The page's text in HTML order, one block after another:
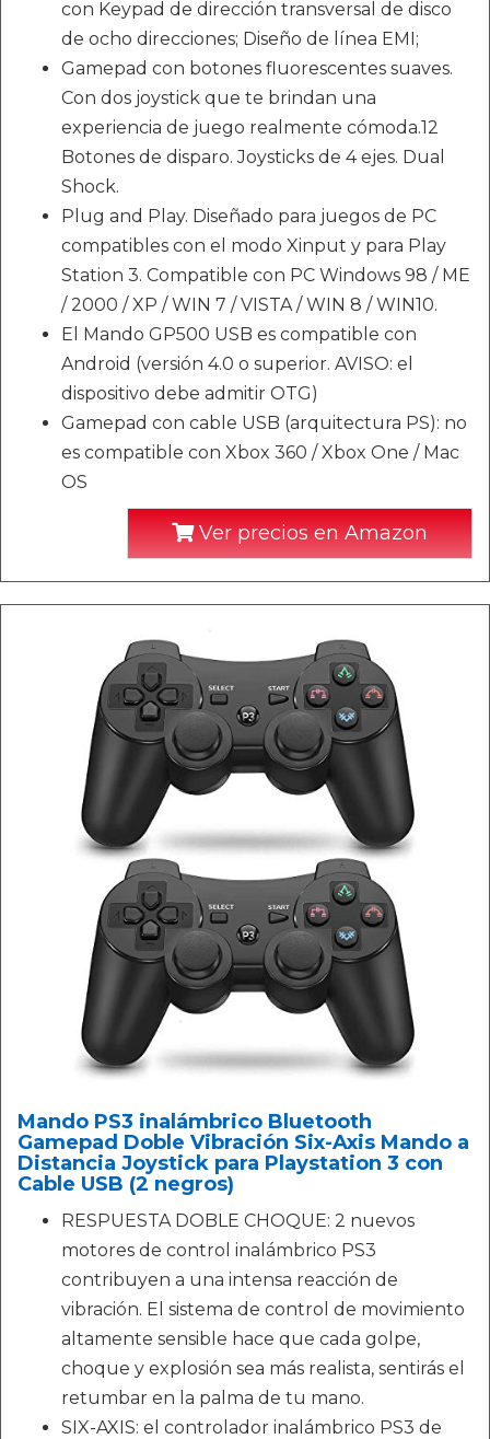
con Keypad de dirección transversal de disco
de ocho direcciones; Diseño de línea EMI;
Gamepad con botones fluorescentes suaves.
Con dos joystick que te brindan una
experiencia de juego realmente cómoda.12
Botones de disparo. Joysticks de 4 ejes. Dual
Shock.
Plug and Play. Diseñado para juegos de PC
compatibles con el modo Xinput y para Play
Station 3. Compatible con PC Windows 98 / ME
/ 2000 / XP / WIN 7 / VISTA / WIN 8 / WIN10.
El Mando GP500 USB es compatible con
Android (versión 4.0 o superior. AVISO: el
dispositivo debe admitir OTG)
Gamepad con cable USB (arquitectura PS): no
es compatible con Xbox 360 / Xbox One / Mac
OS
Ver precios en Amazon
Mando PS3 inalámbrico Bluetooth
Gamepad Doble Vibración Six-Axis Mando a
Distancia Joystick para Playstation 3 con
Cable USB (2 negros)
RESPUESTA DOBLE CHOQUE: 2 nuevos
motores de control inalámbrico PS3
contribuyen a una intensa reacción de
vibración. El sistema de control de movimiento
altamente sensible hace que cada golpe,
choque y explosión sea más realista, sentirás el
retumbar en la palma de tu mano.
SIX-AXIS: el controlador inalámbrico PS3 de